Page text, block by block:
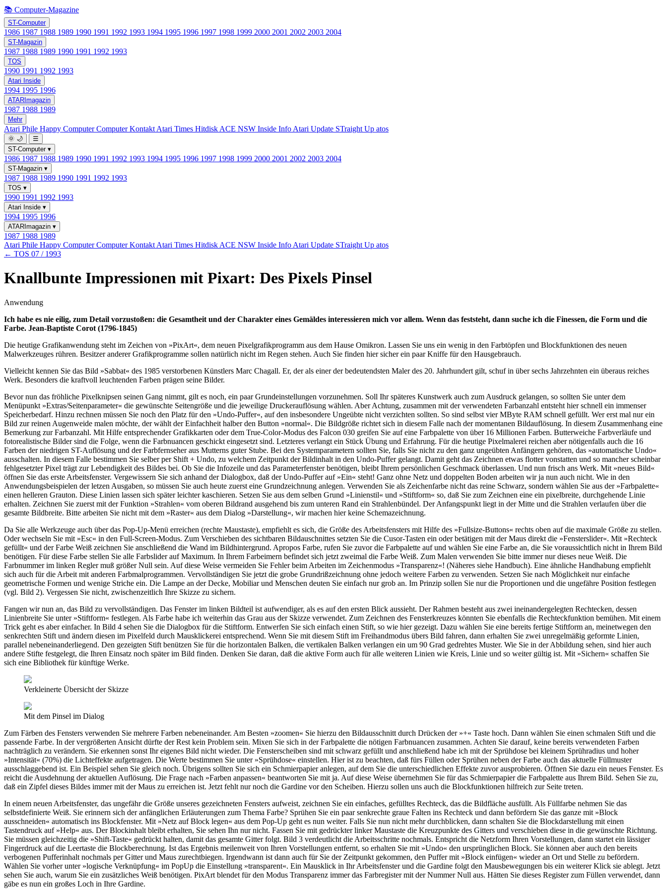
📚 Computer-Magazine
ST-Computer
1986 1987 1988 1989 1990 1991 1992 1993 1994 1995 1996 1997 1998 1999 2000 2001 2002 2003 2004
ST-Magazin
1987 1988 1989 1990 1991 1992 1993
TOS
1990 1991 1992 1993
Atari Inside
1994 1995 1996
ATARImagazin
1987 1988 1989
Mehr
Atari Phile Happy ComputerComputer Kontakt Atari Times Hitdisk ACE NSW Inside Info Atari Update STraight Up atos
🌞 🌙
☰
ST-Computer ▾
1986 1987 1988 1989 1990 1991 1992 1993 1994 1995 1996 1997 1998 1999 2000 2001 2002 2003 2004
ST-Magazin ▾
1987 1988 1989 1990 1991 1992 1993
TOS ▾
1990 1991 1992 1993
Atari Inside ▾
1994 1995 1996
ATARImagazin ▾
1987 1988 1989
Atari Phile Happy ComputerComputer Kontakt Atari Times Hitdisk ACE NSW Inside Info Atari Update STraight Up atos
← TOS 07 / 1993
Knallbunte Impressionen mit Pixart: Des Pixels Pinsel
Anwendung
Ich habe es nie eilig, zum Detail vorzustoßen: die Gesamtheit und der Charakter eines Gemäldes interessieren mich vor allem. Wenn das feststeht, dann suche ich die Finessen, die Form und die
Farbe. Jean-Baptiste Corot (1796-1845)
Die heutige Grafikanwendung steht im Zeichen von »PixArt«, dem neuen Pixelgrafikprogramm aus dem Hause Omikron. Lassen Sie uns ein wenig in den Farbtöpfen und Blockfunktionen des neuen
Malwerkzeuges rühren. Besitzer anderer Grafikprogramme sollen natürlich nicht im Regen stehen. Auch Sie finden hier sicher ein paar Kniffe für den Hausgebrauch.
Vielleicht kennen Sie das Bild »Sabbat« des 1985 verstorbenen Künstlers Marc Chagall. Er, der als einer der bedeutendsten Maler des 20. Jahrhundert gilt, schuf in über sechs Jahrzehnten ein überaus reiches
Werk. Besonders die kraftvoll leuchtenden Farben prägen seine Bilder.
Bevor nun das fröhliche Pixelknipsen seinen Gang nimmt, gilt es noch, ein paar Grundeinstellungen vorzunehmen. Soll Ihr späteres Kunstwerk auch zum Ausdruck gelangen, so sollten Sie unter dem
Menüpunkt »Extras/Seitenparameter« die gewünschte Seitengröße und die jeweilige Druckerauflösung wählen. Aber Achtung, zusammen mit der verwendeten Farbanzahl entsteht hier schnell ein immenser
Speicherbedarf. Hinzu rechnen müssen Sie noch den Platz für den »Undo-Puffer«, auf den insbesondere Ungeübte nicht verzichten sollten. So sind selbst vier MByte RAM schnell gefüllt. Wer erst mal nur ein
Bild zur reinen Augenweide malen möchte, der wählt der Einfachheit halber den Button »normal«. Die Bildgröße richtet sich in diesem Falle nach der momentanen Bildauflösung. In diesem Zusammenhang eine
Bemerkung zur Farbanzahl. Mit Hilfe entsprechender Grafikkarten oder dem True-Color-Modus des Falcon 030 greifen Sie auf eine Farbpalette von über 16 Millionen Farben. Butterweiche Farbverläufe und
fotorealistische Bilder sind die Folge, wenn die Farbnuancen geschickt eingesetzt sind. Letzteres verlangt ein Stück Übung und Erfahrung. Für die heutige Pixelmalerei reichen aber nötigenfalls auch die 16
Farben der niedrigen ST-Auflösung und der Farbfernseher aus Mutterns guter Stube. Bei den Systemparametern sollten Sie, falls Sie nicht zu den ganz ungeübten Anfängern gehören, das »automatische Undo«
ausschalten. In diesem Falle bestimmen Sie selber per Shift + Undo, zu welchem Zeitpunkt der Bildinhalt in den Undo-Puffer gelangt. Damit geht das Zeichnen etwas flotter vonstatten und so mancher scheinbar
fehlgesetzter Pixel trägt zur Lebendigkeit des Bildes bei. Ob Sie die Infozeile und das Parameterfenster benötigen, bleibt Ihrem persönlichen Geschmack überlassen. Und nun frisch ans Werk. Mit »neues Bild«
öffnen Sie das erste Arbeitsfenster. Vergewissern Sie sich anhand der Dialogbox, daß der Undo-Puffer auf »Ein« steht! Ganz ohne Netz und doppelten Boden arbeiten wir ja nun auch nicht. Wie in den
Anwendungsbeispielen der letzen Ausgaben, so müssen Sie auch heute zuerst eine Grundzeichnung anlegen. Verwenden Sie als Zeichenfarbe nicht das reine Schwarz, sondern wählen Sie aus der »Farbpalette«
einen helleren Grauton. Diese Linien lassen sich später leichter kaschieren. Setzen Sie aus dem selben Grund »Linienstil« und »Stiftform« so, daß Sie zum Zeichnen eine ein pixelbreite, durchgehende Linie
erhalten. Zeichnen Sie zuerst mit der Funktion »Strahlen« vom oberen Bildrand ausgehend bis zum unteren Rand ein Strahlenbündel. Der Anfangspunkt liegt in der Mitte und die Strahlen verlaufen über die
gesamte Bildbreite. Bitte arbeiten Sie nicht mit dem »Raster« aus dem Dialog »Darstellung«, wir machen hier keine Schemazeichnung.
Da Sie alle Werkzeuge auch über das Pop-Up-Menü erreichen (rechte Maustaste), empfiehlt es sich, die Größe des Arbeitsfensters mit Hilfe des »Fullsize-Buttons« rechts oben auf die maximale Größe zu stellen.
Oder wechseln Sie mit »Esc« in den Full-Screen-Modus. Zum Verschieben des sichtbaren Bildauschnittes setzten Sie die Cusor-Tasten ein oder betätigen mit der Maus direkt die »Fensterslider«. Mit »Rechteck
gefüllt« und der Farbe Weiß zeichnen Sie anschließend die Wand im Bildhintergrund. Apropos Farbe, rufen Sie zuvor die Farbpalette auf und wählen Sie eine Farbe an, die Sie voraussichtlich nicht in Ihrem Bild
benötigen. Für diese Farbe stellen Sie alle Farbslider auf Maximum. In Ihrem Farbeimern befindet sich jetzt zweimal die Farbe Weiß. Zum Malen verwenden Sie bitte immer nur dieses neue Weiß. Die
Farbnummer im linken Regler muß größer Null sein. Auf diese Weise vermeiden Sie Fehler beim Arbeiten im Zeichenmodus »Transparenz«! (Näheres siehe Handbuch). Eine ähnliche Handhabung empfiehlt
sich auch für die Arbeit mit anderen Farbmalprogrammen. Vervollständigen Sie jetzt die grobe Grundrißzeichnung ohne jedoch weitere Farben zu verwenden. Setzen Sie nach Möglichkeit nur einfache
geometrische Formen und wenige Striche ein. Die Lampe an der Decke, Mobiliar und Menschen deuten Sie einfach nur grob an. Im Prinzip sollen Sie nur die Proportionen und die ungefähre Position festlegen
(vgl. Bild 2). Vergessen Sie nicht, zwischenzeitlich Ihre Skizze zu sichern.
Fangen wir nun an, das Bild zu vervollständigen. Das Fenster im linken Bildteil ist aufwendiger, als es auf den ersten Blick aussieht. Der Rahmen besteht aus zwei ineinandergelegten Rechtecken, dessen
Linienbreite Sie unter »Stiftform« festlegen. Als Farbe habe ich weiterhin das Grau aus der Skizze verwendet. Zum Zeichnen des Fensterkreuzes könnten Sie ebenfalls die Rechteckfunktion bemühen. Mit einem
Trick geht es aber einfacher. In Bild 4 sehen Sie die Dialogbox für die Stiftform. Entwerfen Sie sich einfach einen Stift, so wie hier gezeigt. Dazu wählen Sie eine bereits fertige Stiftform an, meinetwegen den
senkrechten Stift und ändern diesen im Pixelfeld durch Mausklickerei entsprechend. Wenn Sie mit diesem Stift im Freihandmodus übers Bild fahren, dann erhalten Sie zwei unregelmäßig geformte Linien,
parallel nebeneinanderliegend. Den gezeigten Stift benützen Sie für die horizontalen Balken, die vertikalen Balken verlangen ein um 90 Grad gedrehtes Muster. Wie Sie in der Abbildung sehen, sind hier auch
andere Stifte festgelegt, die Ihren Einsatz noch später im Bild finden. Denken Sie daran, daß die aktive Form auch für alle weiteren Linien wie Kreis, Linie und so weiter gültig ist. Mit »Sichern« schaffen Sie
sich eine Bibliothek für künftige Werke.
Verkleinerte Übersicht der Skizze
Mit dem Pinsel im Dialog
Zum Färben des Fensters verwenden Sie mehrere Farben nebeneinander. Am Besten »zoomen« Sie hierzu den Bildausschnitt durch Drücken der »+« Taste hoch. Dann wählen Sie einen schmalen Stift und die
passende Farbe. In der vergrößerten Ansicht dürfte der Rest kein Problem sein. Mixen Sie sich in der Farbpalette die nötigen Farbnuancen zusammen. Achten Sie darauf, keine bereits verwendeten Farben
nachträglich zu verändern. Sie erkennen sonst Ihr eigenes Bild nicht wieder. Die Fensterscheiben sind mit schwarz gefüllt und anschließend habe ich mit der Sprühdose bei kleinem Sprühradius und hoher
»Intensität« (70%) die Lichteffekte aufgetragen. Die Werte bestimmen Sie unter »Sprühdose« einstellen. Hier ist zu beachten, daß fürs Füllen oder Sprühen neben der Farbe auch das aktuelle Füllmuster
ausschlaggebend ist. Ein Beispiel sehen Sie gleich noch. Übrigens sollten Sie sich ein Schmierpapier anlegen, auf dem Sie die unterschiedlichen Effekte zuvor ausprobieren. Öffnen Sie dazu ein neues Fenster. Es
reicht die Ausdehnung der aktuellen Auflösung. Die Frage nach »Farben anpassen« beantworten Sie mit ja. Auf diese Weise übernehmen Sie für das Schmierpapier die Farbpalette aus Ihrem Bild. Sehen Sie zu,
daß ein Zipfel dieses Bildes immer mit der Maus zu erreichen ist. Jetzt fehlt nur noch die Gardine vor den Scheiben. Hierzu sollen uns auch die Blockfunktionen hilfreich zur Seite treten.
In einem neuen Arbeitsfenster, das ungefähr die Größe unseres gezeichneten Fensters aufweist, zeichnen Sie ein einfaches, gefülltes Rechteck, das die Bildfläche ausfüllt. Als Füllfarbe nehmen Sie das
selbstdefinierte Weiß. Sie erinnern sich der anfänglichen Erläuterungen zum Thema Farbe? Sprühen Sie ein paar senkrechte graue Falten ins Rechteck und dann befördern Sie das ganze mit »Block
ausschneiden« automatisch ins Blockfenster. Mit »Netz auf Block legen« aus dem Pop-Up geht es nun weiter. Falls Sie nun nicht mehr durchblicken, dann schalten Sie die Blockdarstellung mit einen
Tastendruck auf »Help« aus. Der Blockinhalt bleibt erhalten, Sie sehen Ihn nur nicht. Fassen Sie mit gedrückter linker Maustaste die Kreuzpunkte des Gitters und verschieben diese in die gewünschte Richtung.
Sie müssen gleichzeitig die »Shift-Taste« gedrückt halten, damit das gesamte Gitter folgt. Bild 3 verdeutlicht die Arbeitsschritte nochmals. Entspricht die Netzform Ihren Vorstellungen, dann startet ein lässiger
Fingerdruck auf die Leertaste die Blockberechnung. Ist das Ergebnis meilenweit von Ihren Vorstellungen entfernt, so erhalten Sie mit »Undo« den ursprünglichen Block. Sie können aber auch den bereits
verbogenen Pufferinhalt nochmals per Gitter und Maus zurechtbiegen. Irgendwann ist dann auch für Sie der Zeitpunkt gekommen, den Puffer mit »Block einfügen« wieder an Ort und Stelle zu befördern.
Wählen Sie vorher unter »logische Verknüpfung« im PopUp die Einstellung »transparent«. Ein Mausklick in Ihr Arbeitsfenster und die Gardine folgt den Mausbewegungen bis ein weiterer Klick sie ablegt. Jetzt
sehen Sie auch, warum Sie ein zusätzliches Weiß benötigen. PixArt blendet für den Modus Transparenz immer das Farbregister mit der Nummer Null aus. Hätten Sie dieses Register zum Füllen verwendet, dann
gäbe es nun ein großes Loch in Ihre Gardine.